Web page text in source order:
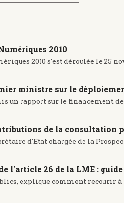
2010
2010 s'est déroulée le 25
ministre sur le
un rapport sur le financement
de la consultation
d'Etat chargée de la
l'article 26 de la LME :
explique comment recourir à